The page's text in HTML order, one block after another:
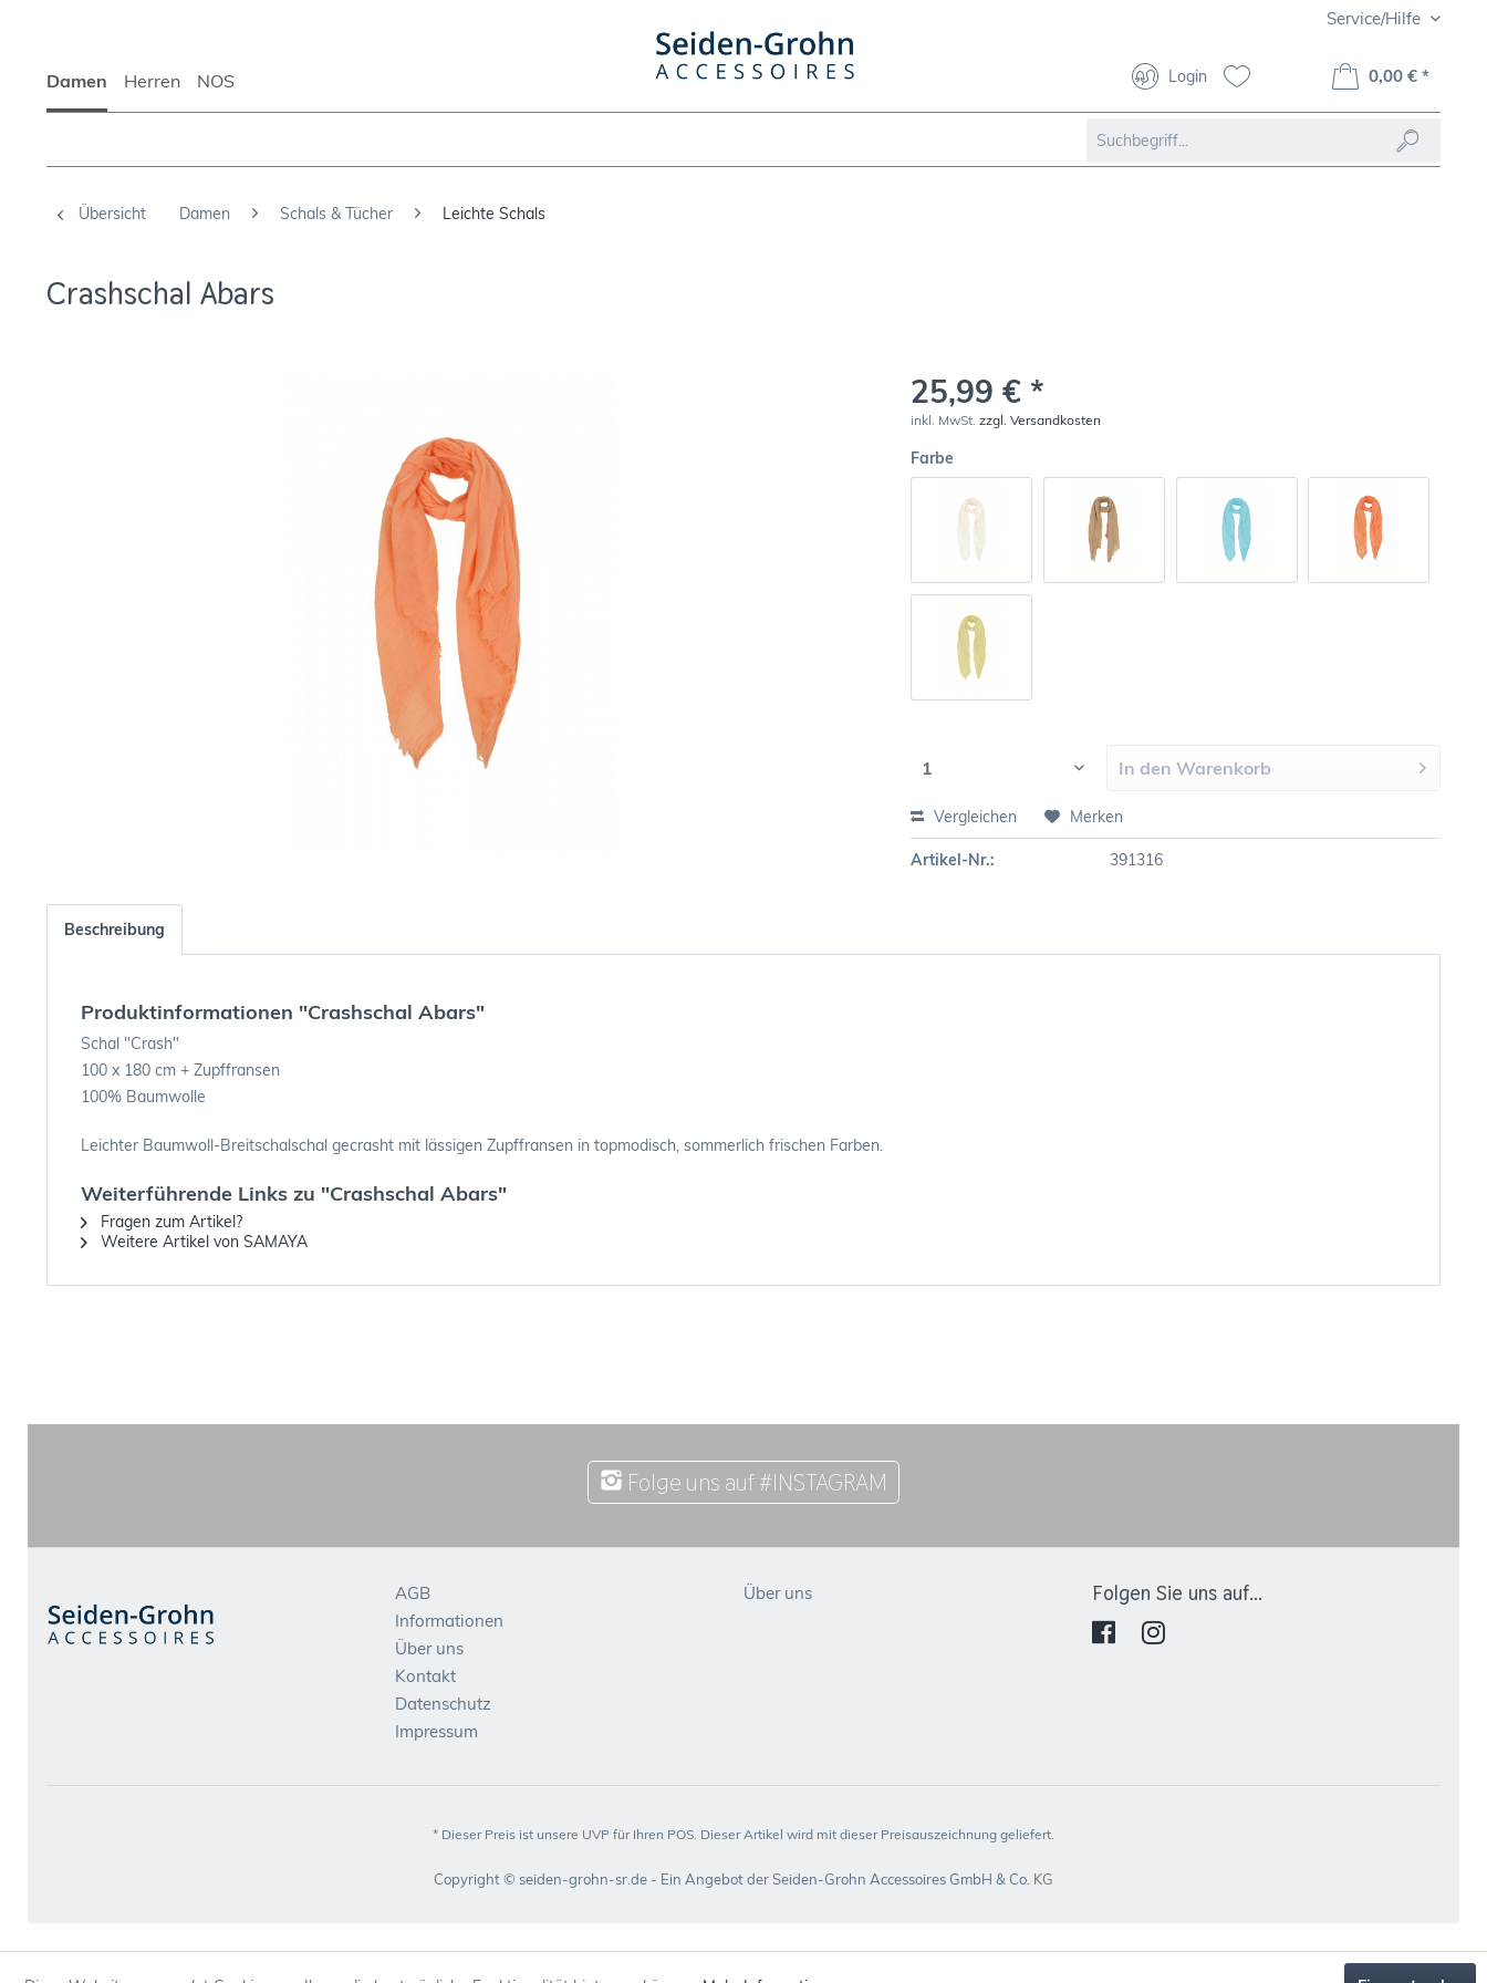
Service/Hilfe
Damen Herren NOS Login 0,00 € *
Übersicht Damen Schals & Tücher Leichte Schals
Crashschal Abars
25,99 € *
inkl. MwSt.zzgl. Versandkosten
Farbe
In den Warenkorb
Vergleichen Merken
Artikel-Nr.: 391316
Beschreibung
Produktinformationen "Crashschal Abars"
Schal "Crash"
100 x 180 cm + Zupffransen
100% Baumwolle
Leichter Baumwoll-Breitschalschal gecrasht mit lässigen Zupffransen in topmodisch, sommerlich frischen Farben.
Weiterführende Links zu "Crashschal Abars"
Fragen zum Artikel?
Weitere Artikel von SAMAYA
Folge uns auf #INSTAGRAM
AGB
Informationen
Über uns
Kontakt
Datenschutz
Impressum
Über uns Folgen Sie uns auf...
* Dieser Preis ist unsere UVP für Ihren POS. Dieser Artikel wird mit dieser Preisauszeichnung geliefert.
Copyright © seiden-grohn-sr.de - Ein Angebot der Seiden-Grohn Accessoires GmbH & Co. KG